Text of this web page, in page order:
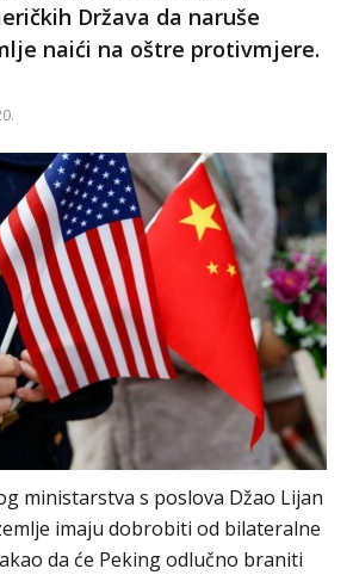
Država da naruše
naići na oštre protivmjere.
ministarstva s poslova Džao Lijan
imaju dobrobiti od bilateralne
da će Peking odlučno braniti